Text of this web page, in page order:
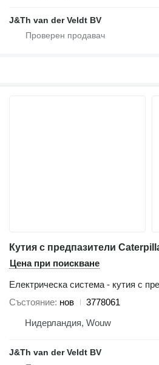
J&Th van der Veldt BV
Цена при поискване
Електрическа система - кутия с
Състояние нов
3778061
Нидерландия, Wouw
J&Th van der Veldt BV